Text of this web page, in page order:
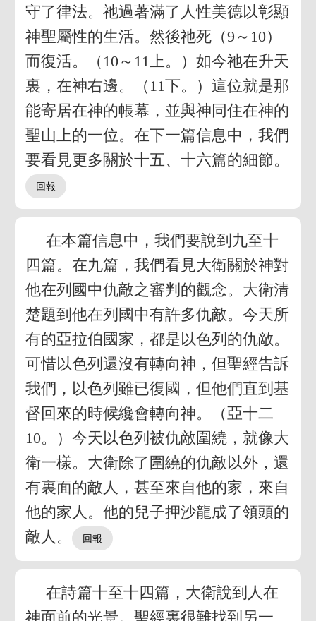
守了律法。祂過著滿了人性美德以彰顯
神聖屬性的生活。然後祂死（9～10）
而復活。（10～11上。）如今祂在升天
裏，在神右邊。（11下。）這位就是那
能寄居在神的帳幕，並與神同住在神的
聖山上的一位。在下一篇信息中，我們
要看見更多關於十五、十六篇的細節。
在本篇信息中，我們要說到九至十
四篇。在九篇，我們看見大衛關於神對
他在列國中仇敵之審判的觀念。大衛清
楚題到他在列國中有許多仇敵。今天所
有的亞拉伯國家，都是以色列的仇敵。
可惜以色列還沒有轉向神，但聖經告訴
我們，以色列雖已復國，但他們直到基
督回來的時候纔會轉向神。（亞十二
10。）今天以色列被仇敵圍繞，就像大
衛一樣。大衛除了圍繞的仇敵以外，還
有裏面的敵人，甚至來自他的家，來自
他的家人。他的兒子押沙龍成了領頭的
敵人。
在詩篇十至十四篇，大衛說到人在
神面前的光景。聖經裏很難找到另一